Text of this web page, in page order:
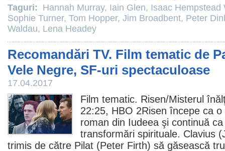
Taguri: Hannah Murray, Iain Glen, Isaac Hempstead
Sophie Turner, Tom Hopper, Jim Broadbent, Peter
Waldau, Lena Headey
Recomandări TV. Film tematic de
Vele Negre, SF-uri spectaculoase
17.04.2017
Film tematic. Risen/Misterul
22:25, HBO 2Risen începe ca
roman din Iudeea şi continuă
transformări spirituale. Clavius (
trimis de către Pilat (Peter Firth) să găsească